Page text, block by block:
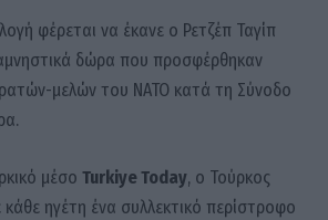
φέρεται να έκανε ο Ρετζέπ Ταγίπ
δώρα που προσφέρθηκαν
μελών του ΝΑΤΟ κατά τη Σύνοδο
μέσο Turkiye Today, ο Τούρκος
ηγέτη ένα συλλεκτικό περίστροφο